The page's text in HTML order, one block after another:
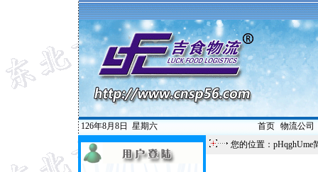
126年8月8日 星期六 首页| 物流公司
您的位置：pHqghUme